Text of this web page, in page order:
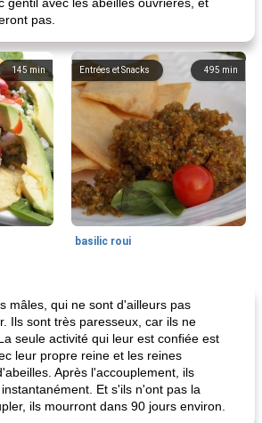
pas.
145 min 495 min
Entrées et Snacks
basilic roui
mâles, qui ne sont d'ailleurs pas
Ils sont très paresseux, car ils ne
seule activité qui leur est confiée est
leur propre reine et les reines
Après l'accouplement, ils
Et s'ils n'ont pas la
ils mourront dans 90 jours environ.